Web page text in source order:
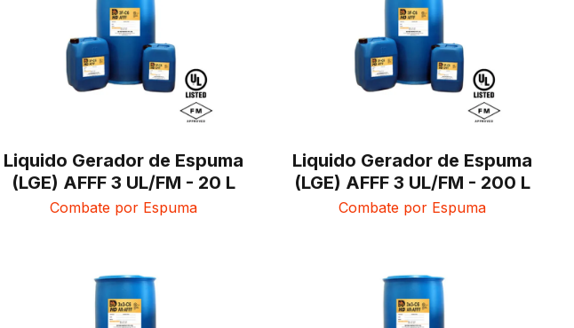
Liquido Gerador de Espuma
(LGE) AFFF 3 UL/FM - 20 L
Combate por Espuma
Liquido Gerador de Espuma
(LGE) AFFF 3 UL/FM - 200 L
Combate por Espuma